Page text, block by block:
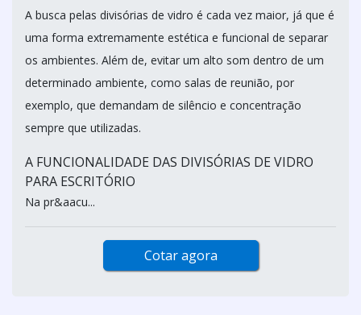
A busca pelas divisórias de vidro é cada vez maior, já que é
uma forma extremamente estética e funcional de separar
os ambientes. Além de, evitar um alto som dentro de um
determinado ambiente, como salas de reunião, por
exemplo, que demandam de silêncio e concentração
sempre que utilizadas.
A FUNCIONALIDADE DAS DIVISÓRIAS DE VIDRO
PARA ESCRITÓRIO
Na pr&aacu...
Cotar agora